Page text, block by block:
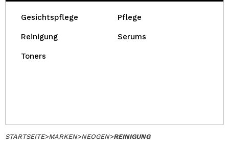
Gesichtspflege Pflege
Reinigung Serums
Toners
STARTSEITE>MARKEN>NEOGEN>REINIGUNG